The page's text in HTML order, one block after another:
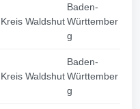
Kreis Waldshut
Baden-
Württember
g
Kreis Waldshut
Baden-
Württember
g